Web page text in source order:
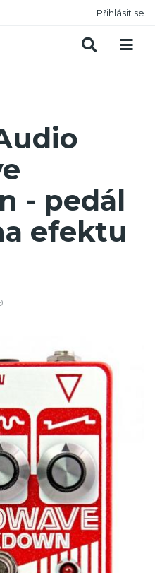
Přihlásit se
- pedál
efektu